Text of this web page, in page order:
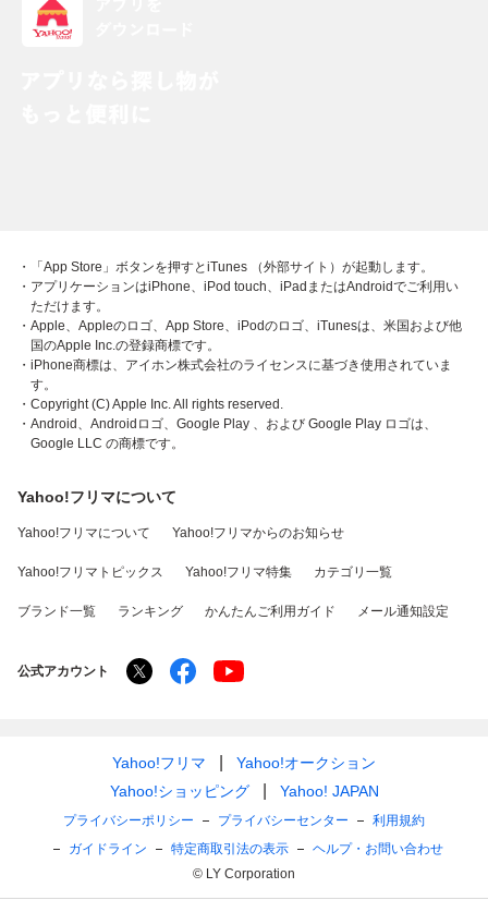
・「App Store」ボタンを押すとiTunes （外部サイト）が起動します。
・アプリケーションはiPhone、iPod touch、iPadまたはAndroidでご利用い
ただけます。
・Apple、Appleのロゴ、App Store、iPodのロゴ、iTunesは、米国および他
国のApple Inc.の登録商標です。
・iPhone商標は、アイホン株式会社のライセンスに基づき使用されていま
す。
・Copyright (C) Apple Inc. All rights reserved.
・Android、Androidロゴ、Google Play 、および Google Play ロゴは、
Google LLC の商標です。
Yahoo!フリマについて
Yahoo!フリマについて Yahoo!フリマからのお知らせ
Yahoo!フリマトピックス Yahoo!フリマ特集 カテゴリ一覧
ブランド一覧 ランキング かんたんご利用ガイド メール通知設定
公式アカウント
Yahoo!フリマ
Yahoo!オークション
Yahoo!ショッピング
Yahoo! JAPAN
プライバシーポリシー プライバシーセンター
利用規約
ガイドライン
特定商取引法の表示
ヘルプ・お問い合わせ
© LY Corporation